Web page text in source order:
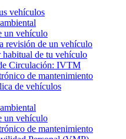
vehículos
un vehículo
revisión de un vehículo
habitual de tu vehículo
Circulación: IVTM
de mantenimiento
de vehículos
un vehículo
de mantenimiento